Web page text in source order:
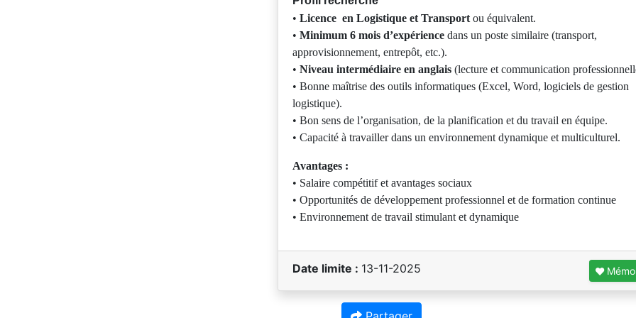
• Licence en Logistique et Transportou équivalent.
• Minimum 6 mois d’expériencedans un poste similaire (transport,
approvisionnement, entrepôt, etc.).
• Niveau intermédiaire en anglais(lecture et communication
• Bonne maîtrise des outils informatiques (Excel, Word, logiciels de gestion
logistique).
• Bon sens de l’organisation, de la planification et du travail en équipe.
• Capacité à travailler dans un environnement dynamique et multiculturel.
Avantages :
• Salaire compétitif et avantages sociaux
• Opportunités de développement professionnel et de formation
• Environnement de travail stimulant et dynamique
Date limite : 13-11-2025